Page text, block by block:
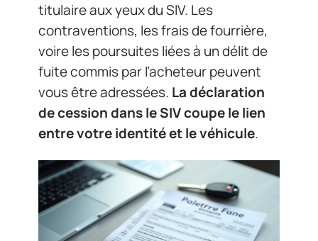
titulaire aux yeux du SIV. Les
contraventions, les frais de fourrière,
voire les poursuites liées à un délit de
fuite commis par l’acheteur peuvent
vous être adressées. La déclaration
de cession dans le SIV coupe le lien
entre votre identité et le véhicule.